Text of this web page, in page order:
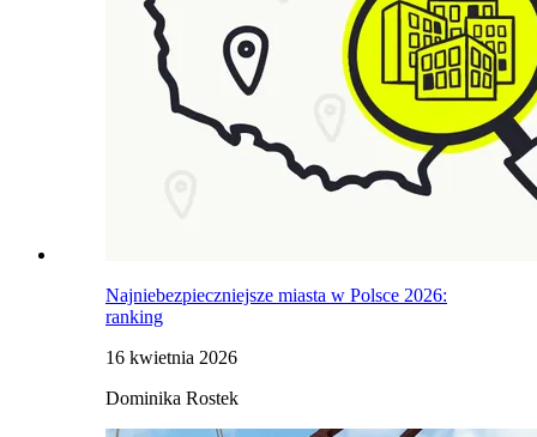
Najniebezpieczniejsze miasta w Polsce 2026:
ranking
16 kwietnia 2026
Dominika Rostek